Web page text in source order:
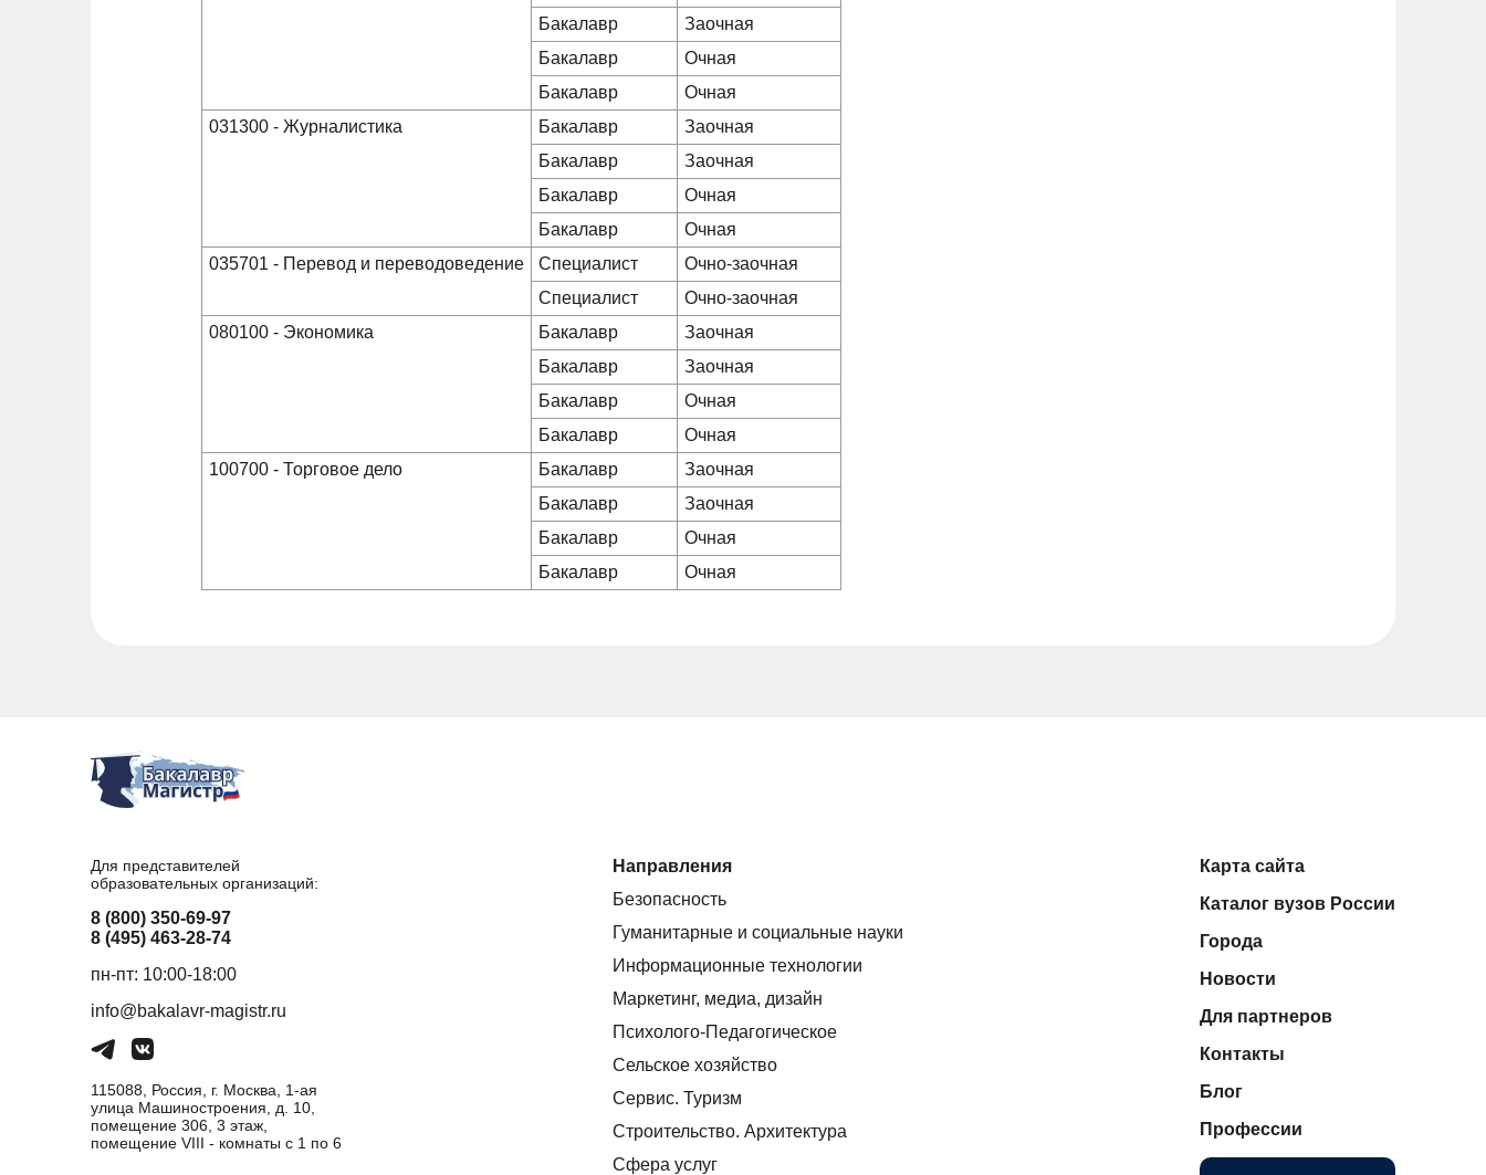
Бакалавр
Заочная
Бакалавр
Очная
Бакалавр
Очная
031300 - Журналистика
Бакалавр
Заочная
Бакалавр
Заочная
Бакалавр
Очная
Бакалавр
Очная
035701 - Перевод и переводоведение
Специалист
Очно-заочная
Специалист
Очно-заочная
080100 - Экономика
Бакалавр
Заочная
Бакалавр
Заочная
Бакалавр
Очная
Бакалавр
Очная
100700 - Торговое дело
Бакалавр
Заочная
Бакалавр
Заочная
Бакалавр
Очная
Бакалавр
Очная
Для представителей
образовательных организаций:
8 (800) 350-69-97
8 (495) 463-28-74
пн-пт: 10:00-18:00
info@bakalavr-magistr.ru
115088, Россия, г. Москва, 1-ая
улица Машиностроения, д. 10,
помещение 306, 3 этаж,
помещение VIII - комнаты с 1 по 6
Направления
Безопасность
Гуманитарные и социальные науки
Информационные технологии
Маркетинг, медиа, дизайн
Психолого-Педагогическое
Сельское хозяйство
Сервис. Туризм
Строительство. Архитектура
Сфера услуг
Карта сайта
Каталог вузов России
Города
Новости
Для партнеров
Контакты
Блог
Профессии